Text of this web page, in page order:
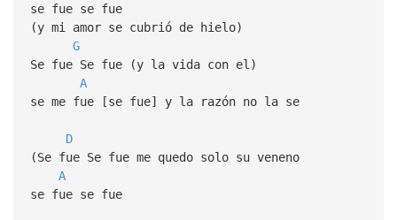
se fue se fue
(y mi amor se cubrió de hielo)
G
Se fue Se fue (y la vida con el)
A
se me fue [se fue] y la razón no la se
D
(Se fue Se fue me quedo solo su veneno
A
se fue se fue